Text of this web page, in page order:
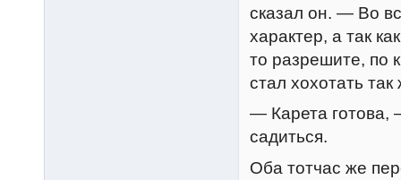
сказал он. — Во
характер, а так
то разрешите, по
стал хохотать
— Карета готова,
садиться.
Оба тотчас же